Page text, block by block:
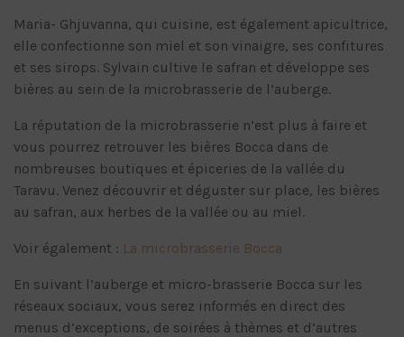
Maria- Ghjuvanna, qui cuisine, est également apicultrice,
elle confectionne son miel et son vinaigre, ses confitures
et ses sirops. Sylvain cultive le safran et développe ses
bières au sein de la microbrasserie de l’auberge.
La réputation de la microbrasserie n’est plus à faire et
vous pourrez retrouver les bières Bocca dans de
nombreuses boutiques et épiceries de la vallée du
Taravu. Venez découvrir et déguster sur place, les bières
au safran, aux herbes de la vallée ou au miel.
Voir également : La microbrasserie Bocca
En suivant l’auberge et micro-brasserie Bocca sur les
réseaux sociaux, vous serez informés en direct des
menus d’exceptions, de soirées à thèmes et d’autres